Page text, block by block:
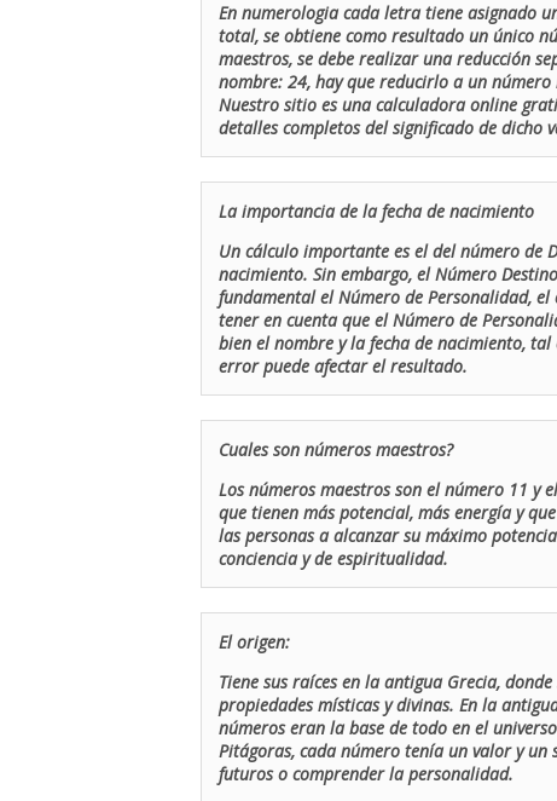
En numerologia cada letra tiene asignado
total, se obtiene como resultado un único
maestros, se debe realizar una reducción
nombre: 24, hay que reducirlo a un
Nuestro sitio es una calculadora online
detalles completos del significado de dicho
La importancia de la fecha de nacimiento
Un cálculo importante es el del número de
nacimiento. Sin embargo, el Número
fundamental el Número de Personalidad,
tener en cuenta que el Número de
bien el nombre y la fecha de nacimiento,
error puede afectar el resultado.
Cuales son números maestros?
Los números maestros son el número 11 y
que tienen más potencial, más energía y
las personas a alcanzar su máximo
conciencia y de espiritualidad.
El origen:
Tiene sus raíces en la antigua Grecia,
propiedades místicas y divinas. En la
números eran la base de todo en el
Pitágoras, cada número tenía un valor y
futuros o comprender la personalidad.